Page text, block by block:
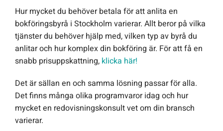
Hur mycket du behöver betala för att anlita en
bokföringsbyrå i Stockholm varierar. Allt beror på vilka
tjänster du behöver hjälp med, vilken typ av byrå du
anlitar och hur komplex din bokföring är. För att få en
snabb prisuppskattning, klicka här!
Det är sällan en och samma lösning passar för alla.
Det finns många olika programvaror idag och hur
mycket en redovisningskonsult vet om din bransch
varierar.